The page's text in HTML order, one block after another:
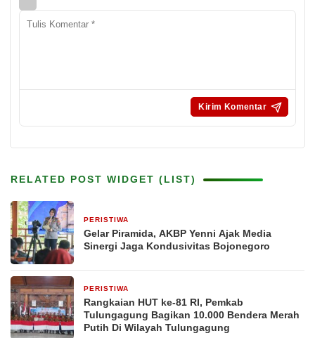
RELATED POST WIDGET (LIST)
PERISTIWA
Gelar Piramida, AKBP Yenni Ajak Media
Sinergi Jaga Kondusivitas Bojonegoro
PERISTIWA
Rangkaian HUT ke-81 RI, Pemkab
Tulungagung Bagikan 10.000 Bendera Merah
Putih Di Wilayah Tulungagung